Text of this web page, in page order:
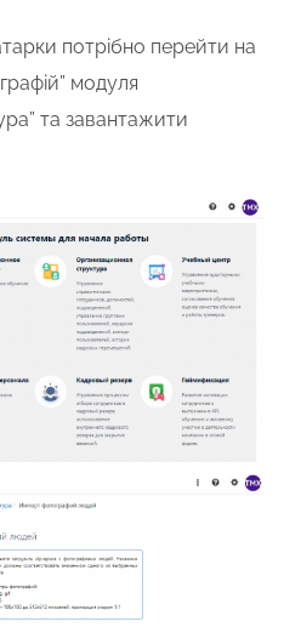
потрібно перейти на
модуля
та завантажити